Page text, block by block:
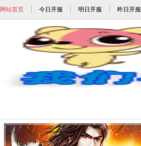
网站首页 今日开服 明日开服 昨日开服